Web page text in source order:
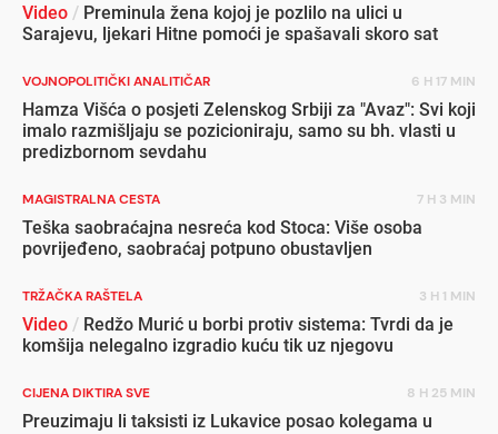
Video / Preminula žena kojoj je pozlilo na ulici u
Sarajevu, ljekari Hitne pomoći je spašavali skoro sat
VOJNOPOLITIČKI ANALITIČAR 6 H 17 MIN
Hamza Višća o posjeti Zelenskog Srbiji za "Avaz": Svi koji
imalo razmišljaju se pozicioniraju, samo su bh. vlasti u
predizbornom sevdahu
MAGISTRALNA CESTA 7 H 3 MIN
Teška saobraćajna nesreća kod Stoca: Više osoba
povrijeđeno, saobraćaj potpuno obustavljen
TRŽAČKA RAŠTELA 3 H 1 MIN
Video / Redžo Murić u borbi protiv sistema: Tvrdi da je
komšija nelegalno izgradio kuću tik uz njegovu
CIJENA DIKTIRA SVE 8 H 25 MIN
Preuzimaju li taksisti iz Lukavice posao kolegama u